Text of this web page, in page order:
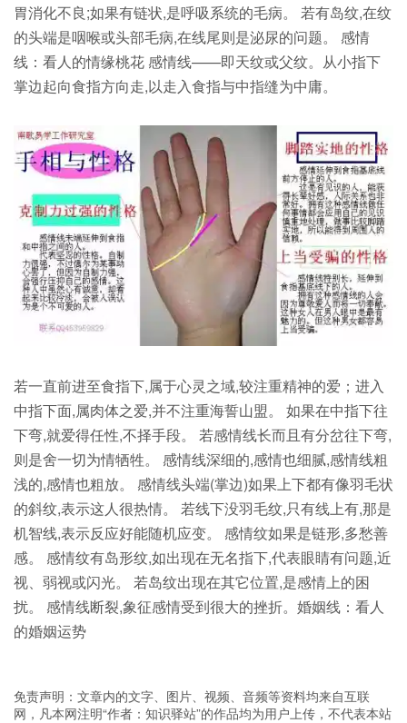
胃消化不良;如果有链状,是呼吸系统的毛病。 若有岛纹,在纹
的头端是咽喉或头部毛病,在线尾则是泌尿的问题。 感情
线：看人的情缘桃花 感情线——即天纹或父纹。从小指下
掌边起向食指方向走,以走入食指与中指缝为中庸。
若一直前进至食指下,属于心灵之域,较注重精神的爱；进入
中指下面,属肉体之爱,并不注重海誓山盟。 如果在中指下往
下弯,就爱得任性,不择手段。 若感情线长而且有分岔往下弯,
则是舍一切为情牺牲。 感情线深细的,感情也细腻,感情线粗
浅的,感情也粗放。 感情线头端(掌边)如果上下都有像羽毛状
的斜纹,表示这人很热情。 若线下没羽毛纹,只有线上有,那是
机智线,表示反应好能随机应变。 感情纹如果是链形,多愁善
感。 感情纹有岛形纹,如出现在无名指下,代表眼睛有问题,近
视、弱视或闪光。 若岛纹出现在其它位置,是感情上的困
扰。 感情线断裂,象征感情受到很大的挫折。婚姻线：看人
的婚姻运势
免责声明：文章内的文字、图片、视频、音频等资料均来自互联
网，凡本网注明“作者：知识驿站”的作品均为用户上传，不代表本站